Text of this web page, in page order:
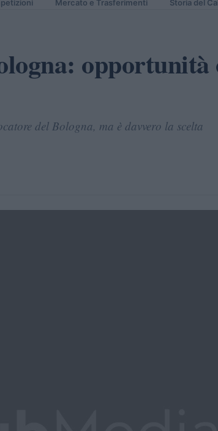
Mercato e Trasferimenti Storia del
opportunità
del Bologna, ma è davvero la scelta